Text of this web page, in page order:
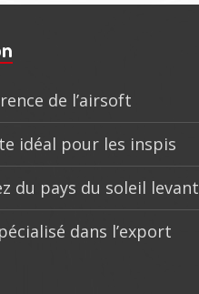
de l’airsoft
idéal pour les inspis
du pays du soleil levant
dans l’export